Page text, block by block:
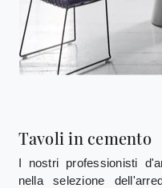
Tavoli in cemento
I nostri professionisti
nella selezione